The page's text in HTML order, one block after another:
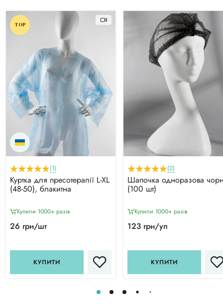
TOP
(1)
Куртка для пресотерапії L-XL
(48-50), блакитна
Купили 1000+ разiв
26 грн/шт
КУПИТИ
(2)
Шапочка одноразова
(100 шт)
Купили 1000+ разiв
123 грн/уп
КУПИТИ